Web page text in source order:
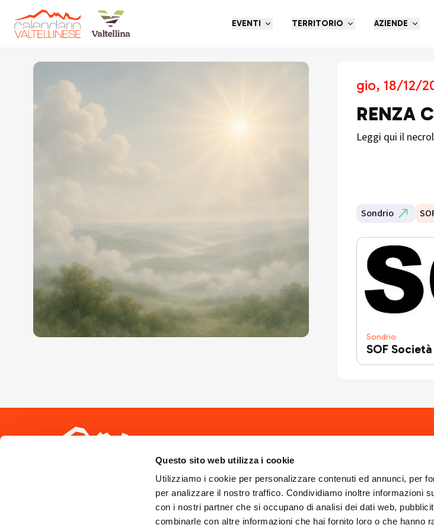
Questo sito web utilizza i cookie
Utilizziamo i cookie per personalizzare contenuti ed annunci, per
per analizzare il nostro traffico. Condividiamo inoltre informazioni
con i nostri partner che si occupano di analisi dei dati web,
combinarle con altre informazioni che hai fornito loro o che hanno
EVENTI TERRITORIO AZIENDE
Torna indietro
gio, 18/12/
RENZA
Leggi qui il
Sondrio
Sondrio
SOF
Seguici sui social